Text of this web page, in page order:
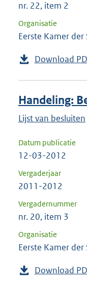
nr. 22, item 2
Organisatie
Eerste Kamer
Download
Handeling:
Lijst van besluiten
Datum publicatie
12-03-2012
Vergaderjaar
2011-2012
Vergadernummer
nr. 20, item 3
Organisatie
Eerste Kamer
Download